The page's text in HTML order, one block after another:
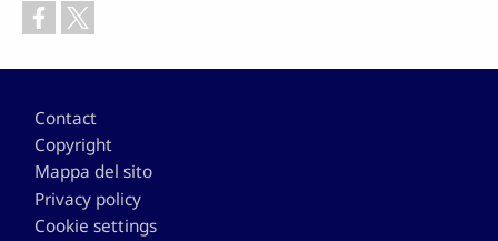
Footer
Contact
Copyright
Mappa del sito
Privacy policy
Cookie settings